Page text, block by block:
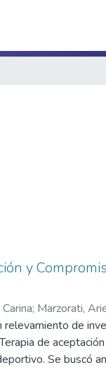
y
; Marzorati,
de
de
Se buscó
trabajados,